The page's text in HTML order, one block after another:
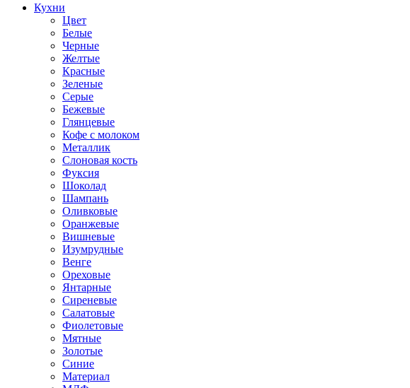
Кухни
Цвет
Белые
Черные
Желтые
Красные
Зеленые
Серые
Бежевые
Глянцевые
Кофе с молоком
Металлик
Слоновая кость
Фуксия
Шоколад
Шампань
Оливковые
Оранжевые
Вишневые
Изумрудные
Венге
Ореховые
Янтарные
Сиреневые
Салатовые
Фиолетовые
Мятные
Золотые
Синие
Материал